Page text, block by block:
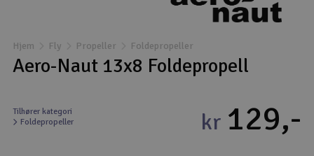
Droner
Fly
Hjem Fly Propeller Foldepropeller
Aero-Naut 13x8 Foldepropell
Tilhører kategori
Foldepropeller
kr 129,-